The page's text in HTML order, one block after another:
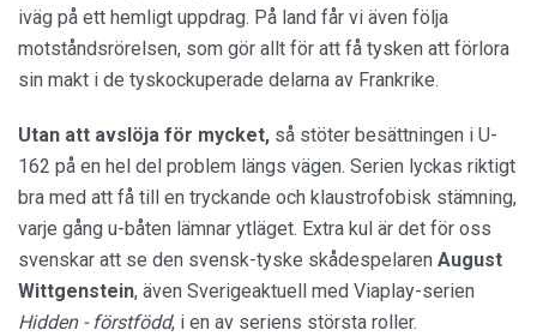
iväg på ett hemligt uppdrag. På land får vi även följa
motståndsrörelsen, som gör allt för att få tysken att förlora
sin makt i de tyskockuperade delarna av Frankrike.
Utan att avslöja för mycket, så stöter besättningen i U-
162 på en hel del problem längs vägen. Serien lyckas riktigt
bra med att få till en tryckande och klaustrofobisk stämning,
varje gång u-båten lämnar ytläget. Extra kul är det för oss
svenskar att se den svensk-tyske skådespelaren August
Wittgenstein, även Sverigeaktuell med Viaplay-serien
Hidden - förstfödd, i en av seriens största roller.